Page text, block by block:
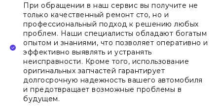
При обращении в наш сервис вы получите не
только качественный ремонт сто, но и
профессиональный подход к решению любых
проблем. Наши специалисты обладают богатым
опытом и знаниями, что позволяет оперативно и
эффективно выявлять и устранять
неисправности. Кроме того, использование
оригинальных запчастей гарантирует
долгосрочную надежность вашего автомобиля
и предотвращает возможные проблемы в
будущем.